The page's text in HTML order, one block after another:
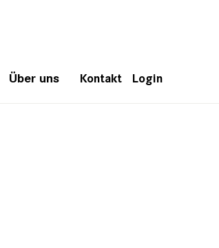
Über uns Kontakt Login